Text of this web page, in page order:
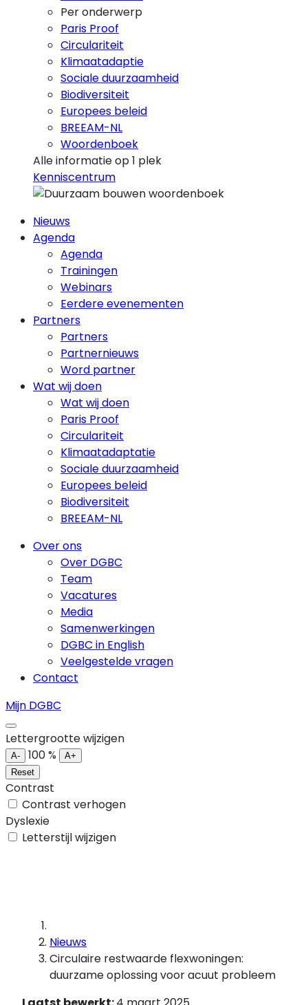
Per onderwerp
Paris Proof
Circulariteit
Klimaatadaptie
Sociale duurzaamheid
Biodiversiteit
Europees beleid
BREEAM-NL
Woordenboek
Alle informatie op 1 plek
Kenniscentrum
Nieuws
Agenda
Agenda
Trainingen
Webinars
Eerdere evenementen
Partners
Partners
Partnernieuws
Word partner
Wat wij doen
Wat wij doen
Paris Proof
Circulariteit
Klimaatadaptatie
Sociale duurzaamheid
Europees beleid
Biodiversiteit
BREEAM-NL
Over ons
Over DGBC
Team
Vacatures
Media
Samenwerkingen
DGBC in English
Veelgestelde vragen
Contact
Mijn DGBC
Lettergrootte wijzigen
A- 100%
A+
Reset
Contrast
Contrast verhogen
Dyslexie
Letterstijl wijzigen
Nieuws
Circulaire restwaarde flexwoningen:
duurzame oplossing voor acuut probleem